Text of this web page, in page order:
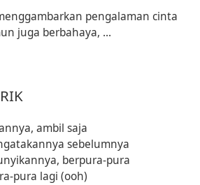
pengalaman cinta
juga berbahaya, ...
ambil saja
sebelumnya
berpura-pura
pura lagi (ooh)